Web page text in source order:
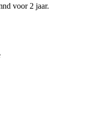
voor 2 jaar.